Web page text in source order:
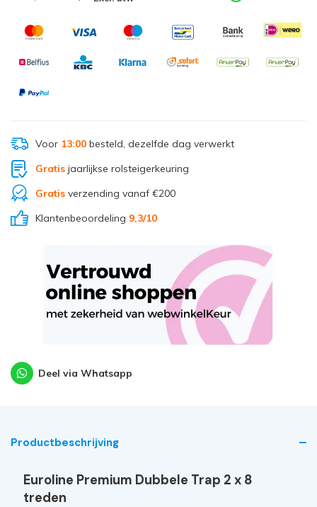
Voor 13:00besteld, dezelfde dag verwerkt
Gratisjaarlijkse rolsteigerkeuring
Gratisverzending vanaf €200
Klantenbeoordeling 9,3/10
Deel via Whatsapp
Productbeschrijving
Euroline Premium Dubbele Trap 2 x 8
treden